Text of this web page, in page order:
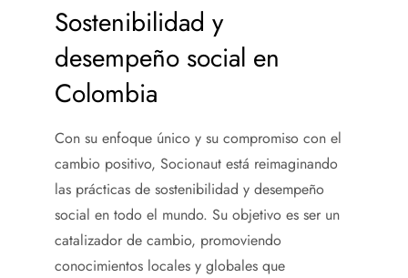
Sostenibilidad y
desempeño social en
Colombia
Con su enfoque único y su compromiso con el
cambio positivo, Socionaut está reimaginando
las prácticas de sostenibilidad y desempeño
social en todo el mundo. Su objetivo es ser un
catalizador de cambio, promoviendo
conocimientos locales y globales que